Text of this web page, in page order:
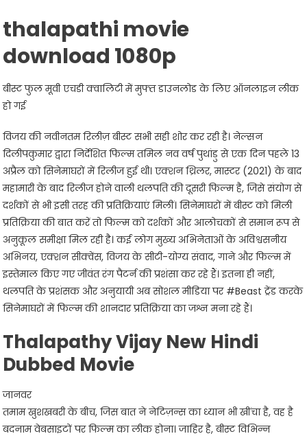
thalapathi movie
download 1080p
बीस्ट फुल मूवी एचडी क्वालिटी में मुफ्त डाउनलोड के लिए ऑनलाइन लीक
हो गई
विजय की नवीनतम रिलीज़ बीस्ट सभी सही शोर कर रही है। नेल्सन
दिलीपकुमार द्वारा निर्देशित फिल्म तमिल नव वर्ष पुथांडु से एक दिन पहले 13
अप्रैल को सिनेमाघरों में रिलीज हुई थी। एक्शन थ्रिलर, मास्टर (2021) के बाद
महामारी के बाद रिलीज होने वाली थलपति की दूसरी फिल्म है, जिसे संयोग से
दर्शकों से भी इसी तरह की प्रतिक्रियाएं मिलीं। सिनेमाघरों में बीस्ट को मिली
प्रतिक्रिया की बात करें तो फिल्म को दर्शकों और आलोचकों से समान रूप से
अनुकूल समीक्षा मिल रही है। कई लोग मुख्य अभिनेताओं के अविश्वसनीय
अभिनय, एक्शन सीक्वेंस, विजय के सीटी-योग्य संवाद, गाने और फिल्म में
इस्तेमाल किए गए जीवंत रंग पैटर्न की प्रशंसा कर रहे हैं। इतना ही नहीं,
थलपति के प्रशंसक और अनुयायी अब सोशल मीडिया पर #Beast ट्रेंड करके
सिनेमाघरों में फिल्म की शानदार प्रतिक्रिया का जश्न मना रहे हैं।
Thalapathy Vijay New Hindi
Dubbed Movie
जानवर
तमाम खुशखबरी के बीच, जिस बात ने नेटिज़न्स का ध्यान भी खींचा है, वह है
बदनाम वेबसाइटों पर फिल्म का लीक होना। जाहिर है, बीस्ट विभिन्न